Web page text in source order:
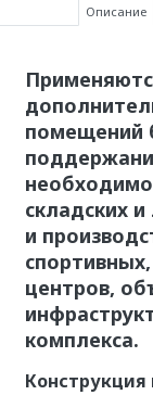
Описание
помещений
складских
и
центров,
комплекса.